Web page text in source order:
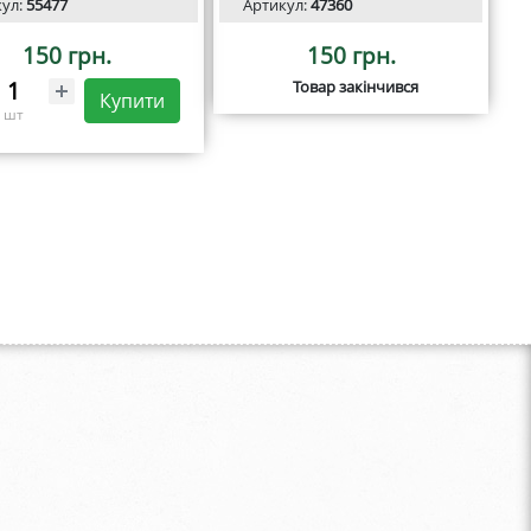
55477
150 грн.
шт
Купити
Артикул:47360
150 грн.
Товар закінчився